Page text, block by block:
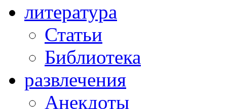
литература
Статьи
Библиотека
развлечения
Анекдоты